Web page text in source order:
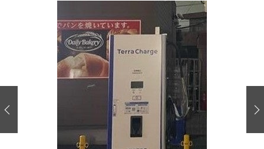
沖縄
ショップレポート 愛車 File
ストップ！不具合修理＆粗悪修理
ディテイリング
洗車
コーティング
フィルム・ラッピング
ストップ 不具合修理＆粗悪修理
カーメーカー「旧車」関連プロジェ
ショップ紹介